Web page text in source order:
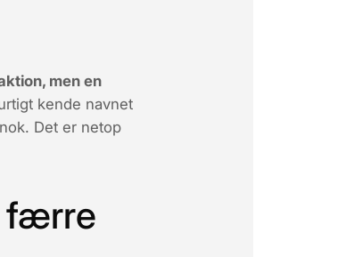
men en
kende navnet
Det er netop
færre